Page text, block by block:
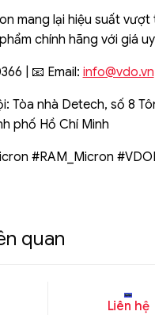
mang lại hiệu suất
chính hãng với giá
| 📧 Email: info@vdo.vn
Tòa nhà Detech, số 8
phố Hồ Chí Minh
#RAM_Micron
quan
Liên hệ